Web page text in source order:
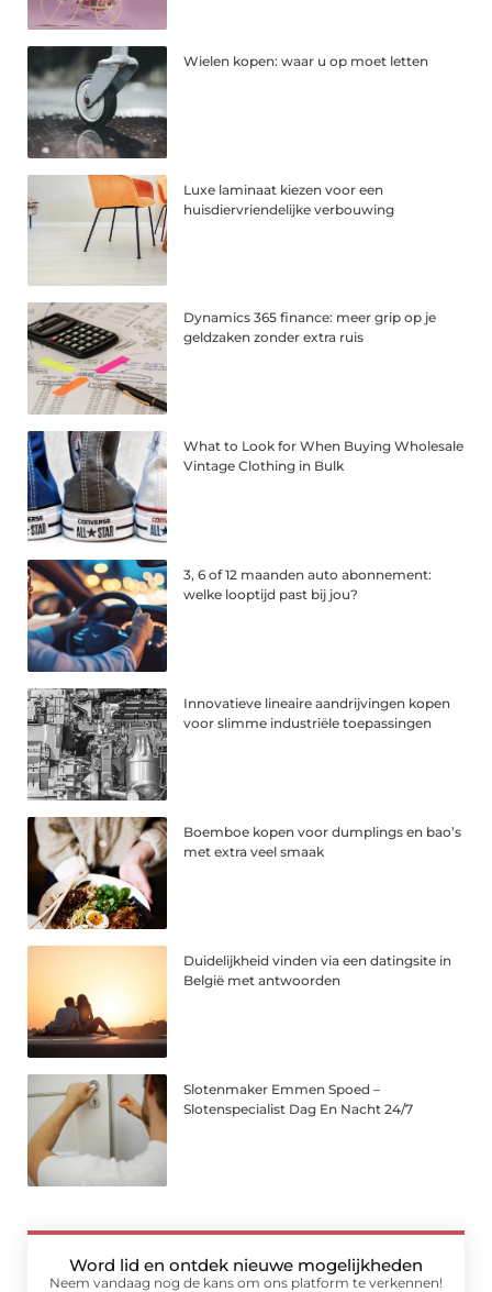
Wielen kopen: waar u op moet letten
Luxe laminaat kiezen voor een
huisdiervriendelijke verbouwing
Dynamics 365 finance: meer grip op je
geldzaken zonder extra ruis
What to Look for When Buying Wholesale
Vintage Clothing in Bulk
3, 6 of 12 maanden auto abonnement:
welke looptijd past bij jou?
Innovatieve lineaire aandrijvingen kopen
voor slimme industriële toepassingen
Boemboe kopen voor dumplings en bao’s
met extra veel smaak
Duidelijkheid vinden via een datingsite in
België met antwoorden
Slotenmaker Emmen Spoed –
Slotenspecialist Dag En Nacht 24/7
Word lid en ontdek nieuwe mogelijkheden
Neem vandaag nog de kans om ons platform te verkennen!